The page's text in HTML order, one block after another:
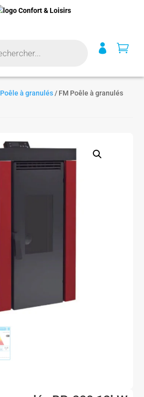
 
Poêle à granulés / FM Poêle à granulés